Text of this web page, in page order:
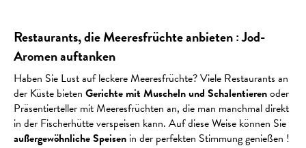
Restaurants, die Meeresfrüchte anbieten : Jod-
Aromen auftanken
Haben Sie Lust auf leckere Meeresfrüchte? Viele Restaurants an
der Küste bieten Gerichte mit Muscheln und Schalentierenoder
Präsentierteller mit Meeresfrüchten an, die man manchmal direkt
in der Fischerhütte verspeisen kann. Auf diese Weise können Sie
außergewöhnliche Speisen in der perfekten Stimmung genießen !